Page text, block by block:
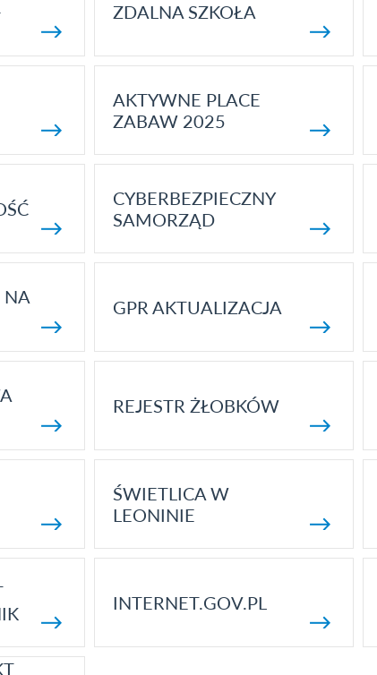
ZDALNA SZKOŁA
AKTYWNE PLACE
ZABAW 2025
CYBERBEZPIECZNY
SAMORZĄD
NA
GPR AKTUALIZACJA
REJESTR ŻŁOBKÓW
ŚWIETLICA W
LEONINIE
INTERNET.GOV.PL